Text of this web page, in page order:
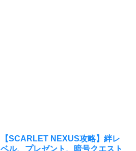
【SCARLET NEXUS攻略】絆レ
ベル、プレゼント、暗号クエスト